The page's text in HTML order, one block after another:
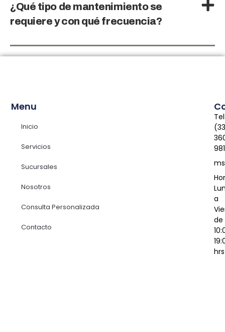
¿Qué tipo de mantenimiento se
requiere y con qué frecuencia?
Menu
Inicio
Servicios
Sucursales
Nosotros
Consulta Personalizada
Contacto
a
de
hrs